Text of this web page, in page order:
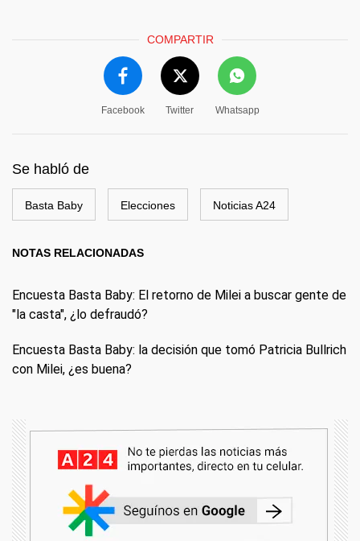
COMPARTIR
Facebook Twitter Whatsapp
Se habló de
Basta Baby Elecciones Noticias A24
NOTAS RELACIONADAS
Encuesta Basta Baby: El retorno de Milei a buscar gente de
"la casta", ¿lo defraudó?
Encuesta Basta Baby: la decisión que tomó Patricia Bullrich
con Milei, ¿es buena?